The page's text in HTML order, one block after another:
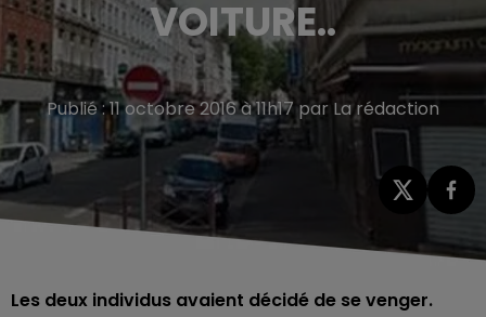
VOITURE..
Publié : 11 octobre 2016 à 11h17 par La rédaction
Les deux individus avaient décidé de se venger.